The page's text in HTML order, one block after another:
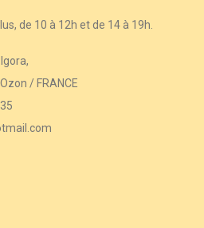
de 10 à 12h et de 14 à 19h.
/ FRANCE